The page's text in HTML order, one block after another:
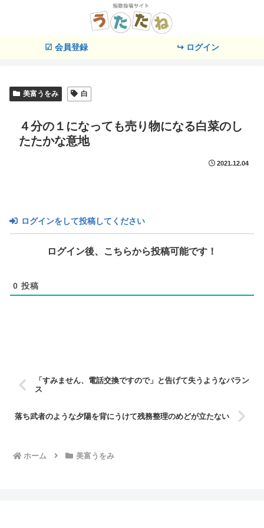
☑ 会員登録 ↪ ログイン
美富うをみ 白
４分の１になっても売り物になる白菜のし
たたかな意地
2021.12.04
ログインをして投稿してください
ログイン後、こちらから投稿可能です！
0 投稿
「すみません、電話交換ですので」と告げて失うようなバラン
ス
落ち武者のような夕陽を背にうけて残務整理のめどが立たない
ホーム 美富うをみ